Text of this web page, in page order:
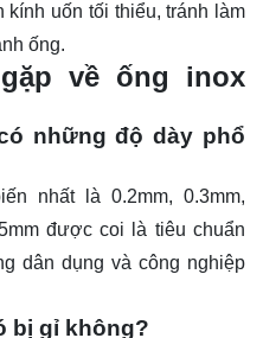
kính uốn tối thiểu, tránh làm
ống.
về ống inox
những độ dày phổ
nhất là 0.2mm, 0.3mm,
được coi là tiêu chuẩn
dân dụng và công nghiệp
bị gỉ không?